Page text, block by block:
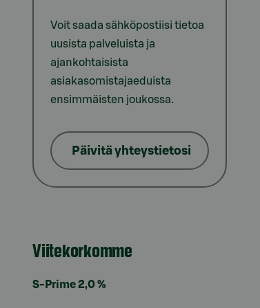
Voit saada sähköpostiisi tietoa
uusista palveluista ja
ajankohtaisista
asiakasomistajaeduista
ensimmäisten joukossa.
Päivitä yhteystietosi
Viitekorkomme
S-Prime 2,0 %